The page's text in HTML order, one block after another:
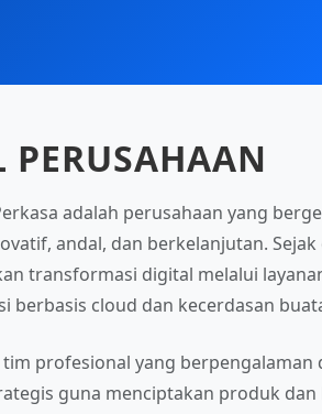
PERUSAHAAN
adalah perusahaan yang
andal, dan berkelanjutan.
transformasi digital melalui
berbasis cloud dan kecerdasan
profesional yang
guna menciptakan produk